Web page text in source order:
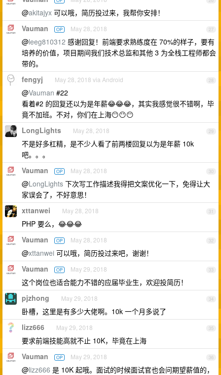
@akitajyx 可以哦，简历投过来，我帮你安排！
27
Vauman OP May 28, 2018
@leeg810312 感谢回复！前端要求熟练度在 70%的样子，要有
培养的价值，项目期间我们技术总监和其他 3 为全栈工程师都会
带的。
28
fengyj May 28, 2018 via Android
@Vauman #22
看着#2 的回复还以为是年薪😂😂😂，其实我感觉很不错啊，毕
竟不加班。不对，你们在上海😶😶😶
29
LongLights May 28, 2018
不是好多杠精，是不少人看了前两楼回复以为是年薪 10k
吧。。。
30
Vauman OP May 28, 2018
@LongLights 下次写工作描述我得把文案优化一下，免得让大
家误会了，不好意思！
31
xttanwei May 28, 2018
PHP 要么，😂😂😂
32
Vauman OP May 28, 2018
@xttanwei 可以哦，简历投过来吧，谢谢！
33
Vauman OP May 29, 2018
这个岗位也适合能力不错的应届毕业生，欢迎投简历！
34
pjzhong May 29, 2018
卧槽，这里是有多少大佬啊。10k 一个月多说了
35
lizz666 May 29, 2018
要求前端技能高就不止 10K，毕竟在上海
36
Vauman OP May 29, 2018
@lizz666 是 10K 起哦。面试的时候面试官也会问期望薪值的，